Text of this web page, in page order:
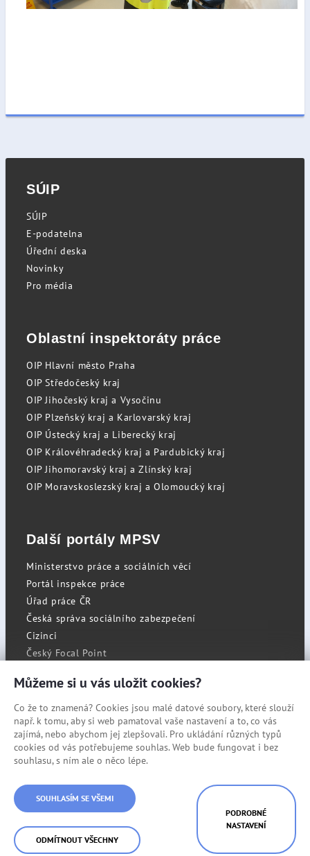
SÚIP
SÚIP
E-podatelna
Úřední deska
Novinky
Pro média
Oblastní inspektoráty práce
OIP Hlavní město Praha
OIP Středočeský kraj
OIP Jihočeský kraj a Vysočinu
OIP Plzeňský kraj a Karlovarský kraj
OIP Ústecký kraj a Liberecký kraj
OIP Královéhradecký kraj a Pardubický kraj
OIP Jihomoravský kraj a Zlínský kraj
OIP Moravskoslezský kraj a Olomoucký kraj
Další portály MPSV
Ministerstvo práce a sociálních věcí
Portál inspekce práce
Úřad práce ČR
Česká správa sociálního zabezpečení
Cizinci
Český Focal Point
RSS
Cookies
Prohlášení o přístupnosti
Mapa stránek
© Státní úřad inspekce práce
Můžeme si u vás uložit cookies?
Co že to znamená? Cookies jsou malé datové soubory, které slouží
např. k tomu, aby si web pamatoval vaše nastavení a to, co vás
zajímá, nebo abychom jej zlepšovali. Pro ukládání různých typů
cookies od vás potřebujeme souhlas. Web bude fungovat i bez
souhlasu, s ním ale o něco lépe.
SOUHLASÍM SE VŠEMI
ODMÍTNOUT VŠECHNY
PODROBNÉ
NASTAVENÍ